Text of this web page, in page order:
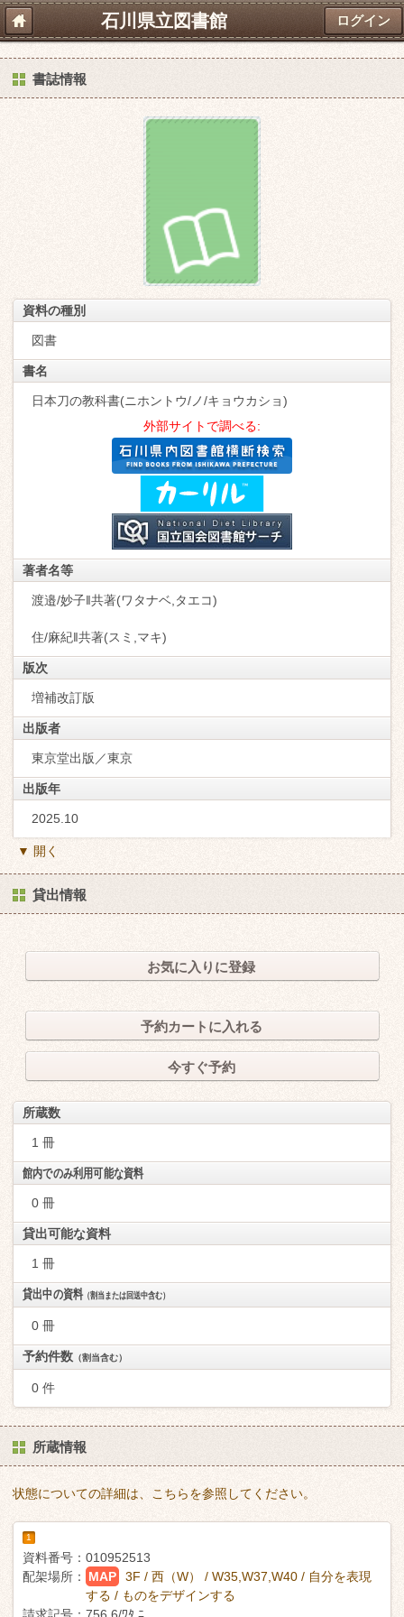
石川県立図書館 ログイン
書誌情報
資料の種別
図書
書名
日本刀の教科書(ニホントウ/ノ/キョウカショ)
外部サイトで調べる:
著者名等
渡邉/妙子‖共著(ワタナベ,タエコ)
住/麻紀‖共著(スミ,マキ)
版次
増補改訂版
出版者
東京堂出版／東京
出版年
2025.10
▼ 開く
貸出情報
お気に入りに登録
予約カートに入れる
今すぐ予約
所蔵数
1 冊
館内でのみ利用可能な資料
0 冊
貸出可能な資料
1 冊
貸出中の資料（割当または回送中含む）
0 冊
予約件数 （割当含む）
0 件
所蔵情報
状態についての詳細は、こちらを参照してください。
1
資料番号： 010952513
配架場所：
MAP
3F / 西（W） / W35,W37,W40 / 自分を表現
する / ものをデザインする
請求記号： 756.6/ﾜﾀ ﾆ